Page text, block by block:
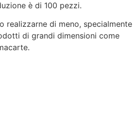
è di 100 pezzi.
realizzarne di meno, specialmente
di grandi dimensioni come